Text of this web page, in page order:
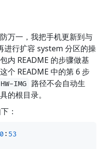
万一，我把手机更新到与
进行扩容 system 分区的操
内 README 的步骤做基
个 README 中的第 6 步
HW-IMG 路径不会自动生
的根目录。
：
: 53